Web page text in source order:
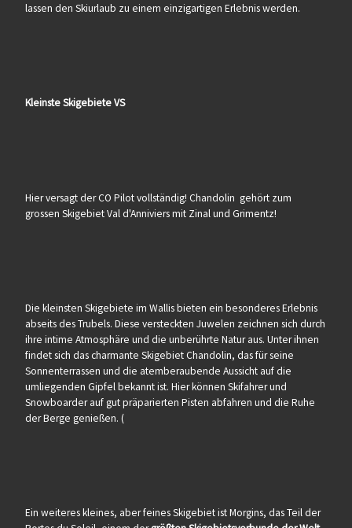
lassen den Skiurlaub zu einem einzigartigen Erlebnis werden.
Kleinste Skigebiete VS
Hier versagt der CO Pilot vollständig! Chandolin gehört zum
grossen Skigebiet Val d'Anniviers mit Zinal und Grimentz!
Die kleinsten Skigebiete im Wallis bieten ein besonderes Erlebnis
abseits des Trubels. Diese versteckten Juwelen zeichnen sich durch
ihre intime Atmosphäre und die unberührte Natur aus. Unter ihnen
findet sich das charmante Skigebiet Chandolin, das für seine
Sonnenterrassen und die atemberaubende Aussicht auf die
umliegenden Gipfel bekannt ist. Hier können Skifahrer und
Snowboarder auf gut präparierten Pisten abfahren und die Ruhe
der Berge genießen. (
Ein weiteres kleines, aber feines Skigebiet ist Morgins, das Teil der